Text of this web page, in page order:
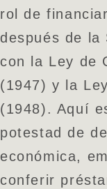
rol de
después de la
con la Ley de
(1947) y la
(1948). Aquí
potestad de
económica,
conferir